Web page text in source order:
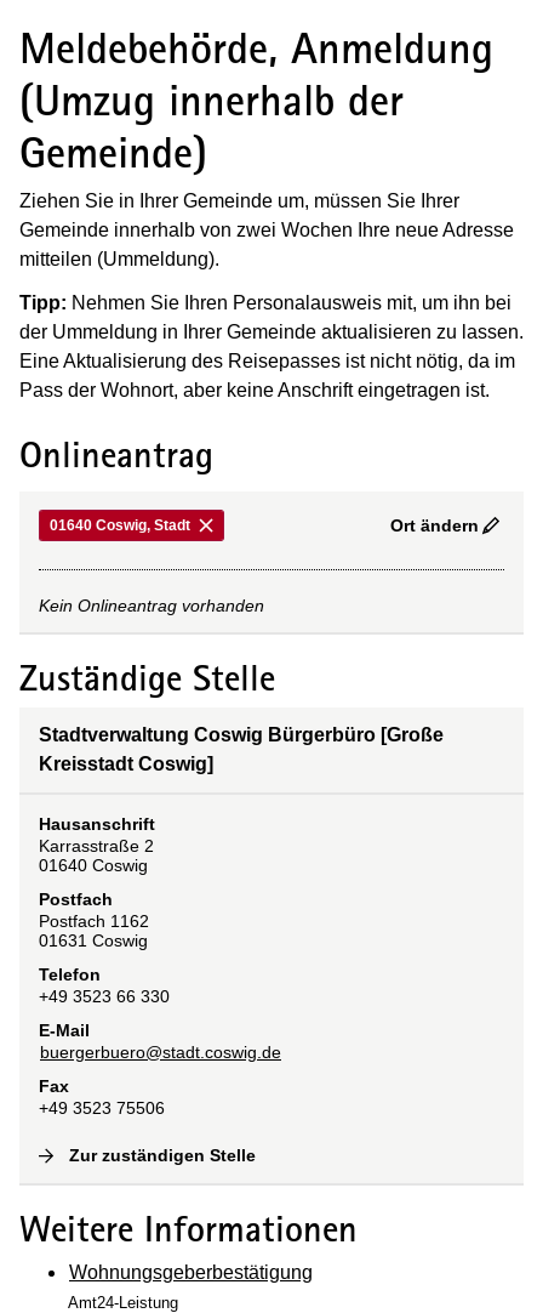
Meldebehörde, Anmeldung
(Umzug innerhalb der
Gemeinde)
Ziehen Sie in Ihrer Gemeinde um, müssen Sie Ihrer
Gemeinde innerhalb von zwei Wochen Ihre neue Adresse
mitteilen (Ummeldung).
Tipp: Nehmen Sie Ihren Personalausweis mit, um ihn bei
der Ummeldung in Ihrer Gemeinde aktualisieren zu lassen.
Eine Aktualisierung des Reisepasses ist nicht nötig, da im
Pass der Wohnort, aber keine Anschrift eingetragen ist.
Onlineantrag
01640 Coswig, Stadt Ort ändern
Kein Onlineantrag vorhanden
Zuständige Stelle
Stadtverwaltung Coswig Bürgerbüro [Große
Kreisstadt Coswig]
Hausanschrift
Karrasstraße 2
01640 Coswig
Postfach
Postfach 1162
01631 Coswig
Telefon
+49 3523 66 330
E-Mail
buergerbuero@stadt.coswig.de
Fax
+49 3523 75506
Zur zuständigen Stelle
Weitere Informationen
Wohnungsgeberbestätigung
Amt24-Leistung